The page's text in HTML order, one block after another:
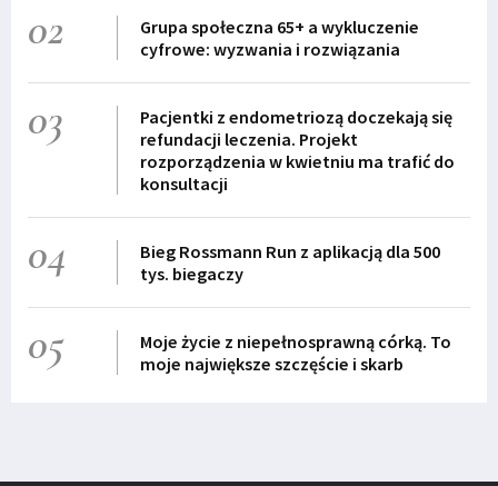
02
Grupa społeczna 65+ a wykluczenie
cyfrowe: wyzwania i rozwiązania
03
Pacjentki z endometriozą doczekają się
refundacji leczenia. Projekt
rozporządzenia w kwietniu ma trafić do
konsultacji
04
Bieg Rossmann Run z aplikacją dla 500
tys. biegaczy
05
Moje życie z niepełnosprawną córką. To
moje największe szczęście i skarb